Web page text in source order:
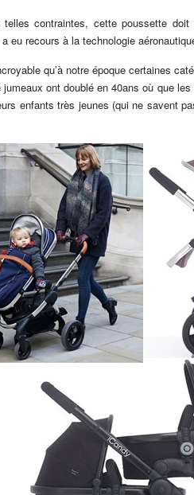
contraintes, cette poussette
eu recours à la technologie
qu’à notre époque certaines
ont doublé en 40ans où que
enfants très jeunes (qui ne savent